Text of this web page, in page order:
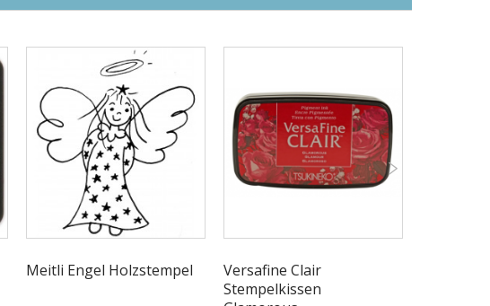
Meitli Engel Holzstempel
Versafine Clair
Stempelkissen